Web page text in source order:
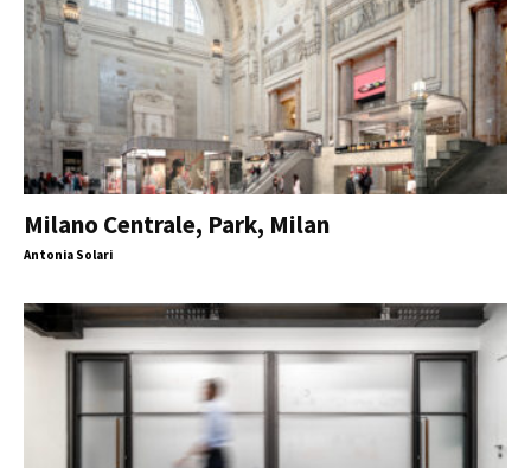
Milano Centrale, Park, Milan
Antonia Solari